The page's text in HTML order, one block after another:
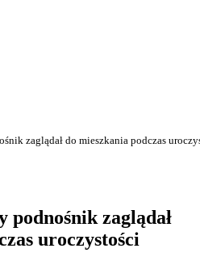
zaglądał do mieszkania podczas
zaglądał
uroczystości